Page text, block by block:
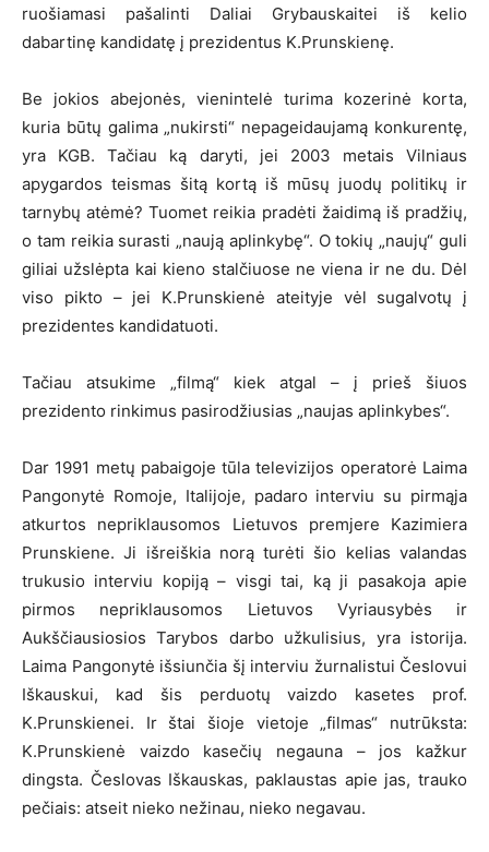
ruošiamasi pašalinti Daliai Grybauskaitei iš kelio
dabartinę kandidatę į prezidentus K.Prunskienę.
Be jokios abejonės, vienintelė turima kozerinė korta,
kuria būtų galima „nukirsti“ nepageidaujamą konkurentę,
yra KGB. Tačiau ką daryti, jei 2003 metais Vilniaus
apygardos teismas šitą kortą iš mūsų juodų politikų ir
tarnybų atėmė? Tuomet reikia pradėti žaidimą iš pradžių,
o tam reikia surasti „naują aplinkybę“. O tokių „naujų“ guli
giliai užslėpta kai kieno stalčiuose ne viena ir ne du. Dėl
viso pikto – jei K.Prunskienė ateityje vėl sugalvotų į
prezidentes kandidatuoti.
Tačiau atsukime „filmą“ kiek atgal – į prieš šiuos
prezidento rinkimus pasirodžiusias „naujas aplinkybes“.
Dar 1991 metų pabaigoje tūla televizijos operatorė Laima
Pangonytė Romoje, Italijoje, padaro interviu su pirmąja
atkurtos nepriklausomos Lietuvos premjere Kazimiera
Prunskiene. Ji išreiškia norą turėti šio kelias valandas
trukusio interviu kopiją – visgi tai, ką ji pasakoja apie
pirmos nepriklausomos Lietuvos Vyriausybės ir
Aukščiausiosios Tarybos darbo užkulisius, yra istorija.
Laima Pangonytė išsiunčia šį interviu žurnalistui Česlovui
Iškauskui, kad šis perduotų vaizdo kasetes prof.
K.Prunskienei. Ir štai šioje vietoje „filmas“ nutrūksta:
K.Prunskienė vaizdo kasečių negauna – jos kažkur
dingsta. Česlovas Iškauskas, paklaustas apie jas, trauko
pečiais: atseit nieko nežinau, nieko negavau.